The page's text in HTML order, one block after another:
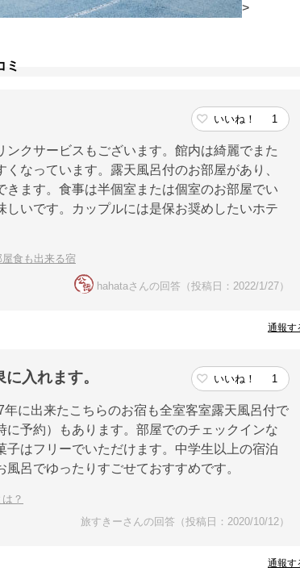
>
ミ
いいね！ 1
クサービスもございます。館内は綺麗でまた
なっています。露天風呂付のお部屋があり、
ます。食事は半個室または個室のお部屋でい
いです。カップルには是保お奨めしたいホテ
食も出来る宿
hahataさんの回答（投稿日：2022/1/27）
通報す
入れます。 いいね！ 1
に出来たこちらのお宿も全室客室露天風呂付で
予約）もあります。部屋でのチェックインな
はフリーでいただけます。中学生以上の宿泊
呂でゆったりすごせておすすめです。
？
旅すきーさんの回答（投稿日：2020/10/12）
通報す